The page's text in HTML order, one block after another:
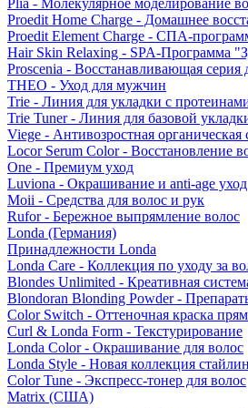
Plia - Молекулярное моделирование
Proedit Home Charge - Домашнее
Proedit Element Charge - СПА-
Hair Skin Relaxing - SPA-Программа
Proscenia - Восстанавливающая
THEO - Уход для мужчин
Trie - Линия для укладки с
Trie Tuner - Линия для базовой
Viege - Антивозростная органическая
Locor Serum Color - Восстановление
One - Премиум уход
Luviona - Окрашивание и anti-age уход
Moii - Средства для волос и рук
Rufor - Бережное выпрямление волос
Londa (Германия)
Принадлежности Londa
Londa Care - Коллекция по уходу за
Blondes Unlimited - Креативная
Blondoran Blonding Powder -
Color Switch - Оттеночная краска
Curl & Londa Form - Текстурирование
Londa Color - Окрашивание для волос
Londa Style - Новая коллекция
Color Tune - Экспресс-тонер для волос
Matrix (США)